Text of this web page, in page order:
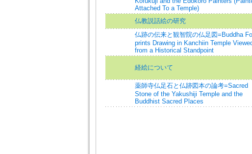
Attached To a Temple)
仏教説話絵の研究
仏跡の伝来と観智院の仏足図=Buddha
prints Drawing in Kanchiin Temple
from a Historical Standpoint
経絵について
薬師寺仏足石と仏跡図本の論考=Sacred
Stone of the Yakushiji Temple and the
Buddhist Sacred Places